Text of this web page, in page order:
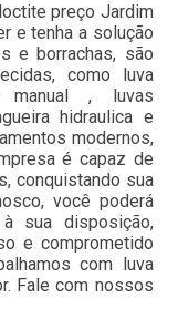
preço Jardim
e tenha a solução
e borrachas, são
como luva
manual , luvas
hidraulica e
modernos,
é capaz de
conquistando sua
você poderá
sua disposição,
e comprometido
com luva
Fale com nossos